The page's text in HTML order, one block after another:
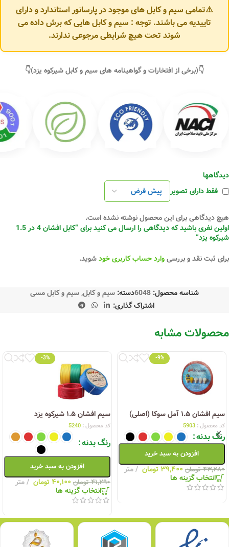
⚠️تمامی سیم و کابل های موجود در پارسانور استاندارد و دارای
تاییدیه می باشند. توجه : سیم و کابل هایی که برش داده می
شوند تحت هیچ شرایطی مرجوعی ندارند.
👇(برخی از افتخارات و گواهینامه های سیم و کابل شیرکوه یزد)👇
دیدگاهها
فقط دارای تصویر
هیچ دیدگاهی برای این محصول نوشته نشده است.
اولین نفری باشید که دیدگاهی را ارسال می کنید برای “کابل افشان 4 در 1.5
شیرکوه یزد”
برای ثبت نقد و بررسیوارد حساب کاربری خودشوید.
شناسه محصول: 6048دسته: سیم و کابل,سیم و کابل مسی
اشتراک گذاری:
محصولات مشابه
-9%
سیم افشان ۱.۵ آمل سوکا (اصلی)
کد محصول : 5903
رنگ بدنه
افزودن به سبد خرید
۴۳,۲۸۰ تومان ۳۹,۴۰۰ تومان متر
انتخاب گزینه ها
-3%
سیم افشان ۱.۵ شیرکوه یزد
کد محصول : 5240
رنگ بدنه
افزودن به سبد خرید
۴۱,۲۹۰ تومان ۴۰,۱۰۰ تومان متر
انتخاب گزینه ها